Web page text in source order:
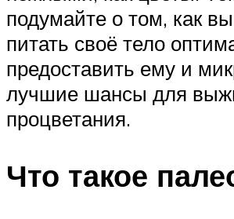
подумайте о том, как
питать своё тело
предоставить ему и
лучшие шансы для
процветания.
Что такое